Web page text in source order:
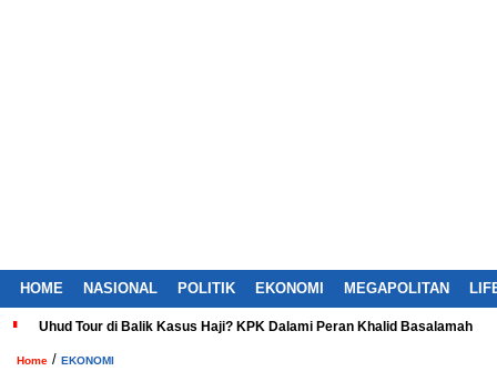
HOME NASIONAL POLITIK EKONOMI MEGAPOLITAN
Uhud Tour di Balik Kasus Haji? KPK Dalami Peran Khalid Basalamah
Home / EKONOMI